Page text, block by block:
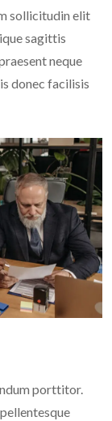
sollicitudin elit
sagittis
neque
donec facilisis
porttitor.